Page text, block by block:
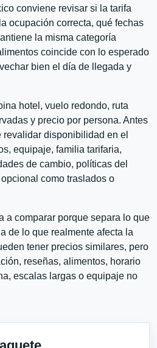
conviene revisar si la tarifa
ocupación correcta, qué fechas
la misma categoría
coincide con lo esperado
bien el día de llegada y
hotel, vuelo redondo, ruta
y precio por persona. Antes
revalidar disponibilidad en el
equipaje, familia tarifaria,
de cambio, políticas del
como traslados o
a comparar porque separa lo que
de lo que realmente afecta la
tener precios similares, pero
reseñas, alimentos, horario
escalas largas o equipaje no